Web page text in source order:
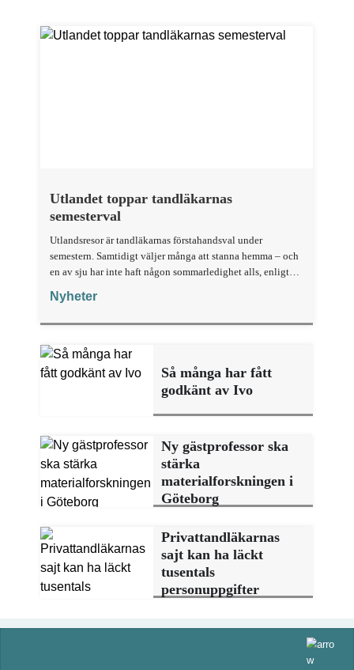
Utlandet toppar tandläkarnas
semesterval
Utlandsresor är tandläkarnas förstahandsval under
semestern. Samtidigt väljer många att stanna hemma – och
en av sju har inte haft någon sommarledighet alls, enligt
Nyheter
Så många har fått
godkänt av Ivo
Ny gästprofessor ska
stärka
materialforskningen i
Göteborg
Privattandläkarnas
sajt kan ha läckt
tusentals
personuppgifter